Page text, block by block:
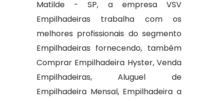
Matilde - SP, a empresa VSV
Empilhadeiras trabalha com os
melhores profissionais do segmento
Empilhadeiras fornecendo, também
Comprar Empilhadeira Hyster, Venda
Empilhadeiras, Aluguel de
Empilhadeira Mensal, Empilhadeira a